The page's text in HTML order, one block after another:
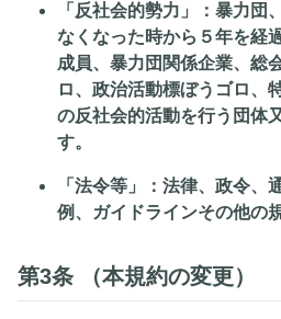
「反社会的勢力」
：暴力団
なくなった時から５年を経
成員、暴力団関係企業、総
ロ、政治活動標ぼうゴロ、
の反社会的活動を行う団体
す。
「法令等」
：法律、政令、
例、ガイドラインその他の
第3条 （本規約の変更）